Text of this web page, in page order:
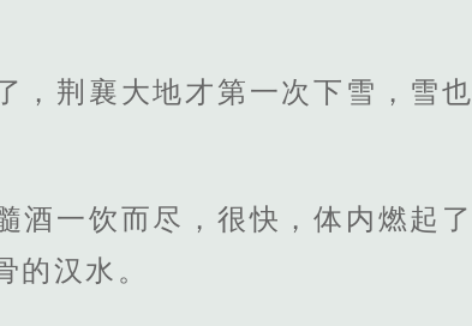
，荆襄大地才第一次下雪，雪也
酒一饮而尽，很快，体内燃起了
的汉水。